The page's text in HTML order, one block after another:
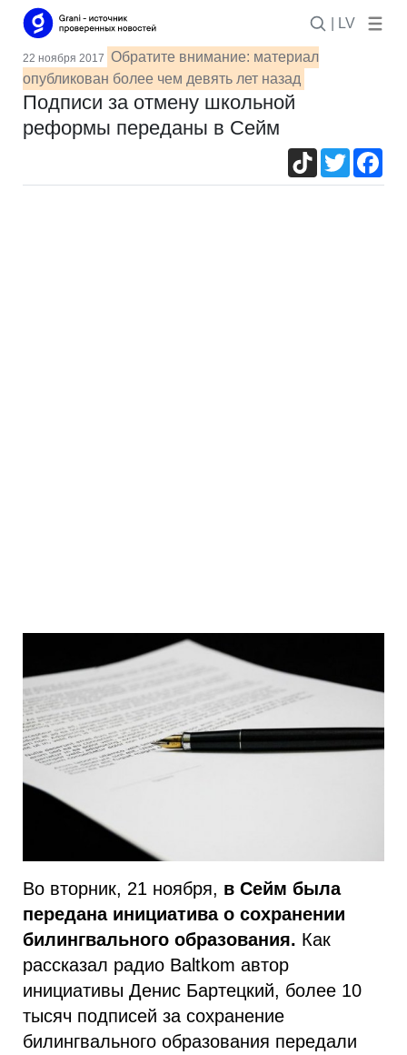
| LV
22 ноября 2017 Обратите внимание: материал
опубликован более чем девять лет назад
Подписи за отмену школьной
реформы переданы в Сейм
TikTokTwitter
Во вторник, 21 ноября, в Сейм была
передана инициатива о сохранении
билингвального образования. Как
рассказал радио Baltkom автор
инициативы Денис Бартецкий, более 10
тысяч подписей за сохранение
билингвального образования передали